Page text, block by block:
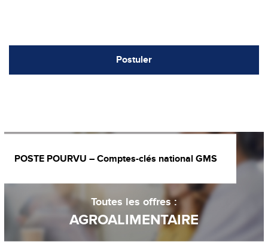
Postuler
POSTE POURVU – Comptes-clés national GMS
Toutes les offres :
AGROALIMENTAIRE